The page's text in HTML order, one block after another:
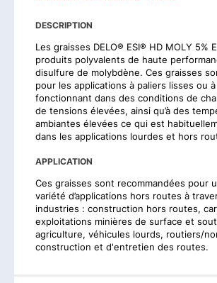
DESCRIPTION
Les graisses DELO® ESI® HD MOLY 5%
produits polyvalents de haute
disulfure de molybdène. Ces graisses
pour les applications à paliers lisses ou
fonctionnant dans des conditions de
de tensions élevées, ainsi qu’à des
ambiantes élevées ce qui est
dans les applications lourdes et hors
APPLICATION
Ces graisses sont recommandées pour
variété d’applications hors routes à
industries : construction hors routes,
exploitations minières de surface et
agriculture, véhicules lourds, routiers/
construction et d'entretien des routes.